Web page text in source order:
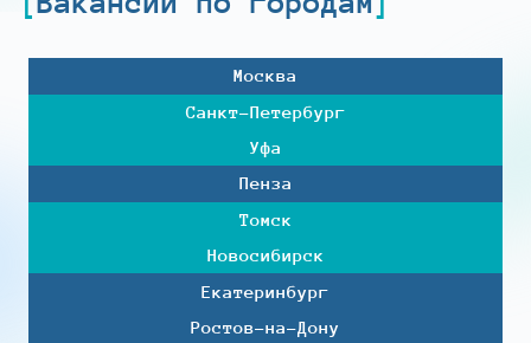
Москва
Санкт-Петербург
Уфа
Пенза
Томск
Новосибирск
Екатеринбург
Ростов-на-Дону